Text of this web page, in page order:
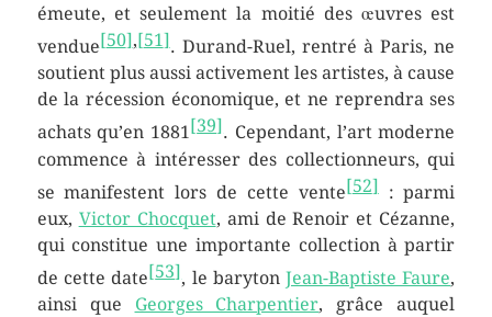
émeute, et seulement la moitié des œuvres est
vendue[50],[51]. Durand-Ruel, rentré à Paris, ne
soutient plus aussi activement les artistes, à cause
de la récession économique, et ne reprendra ses
achats qu’en 1881 [39]. Cependant, l’art moderne
commence à intéresser des collectionneurs, qui
se manifestent lors de cette vente[52]: parmi
eux, Victor Chocquet, ami de Renoir et Cézanne,
qui constitue une importante collection à partir
de cette date[53], le barytonJean-Baptiste Faure,
ainsi que Georges Charpentier, grâce auquel